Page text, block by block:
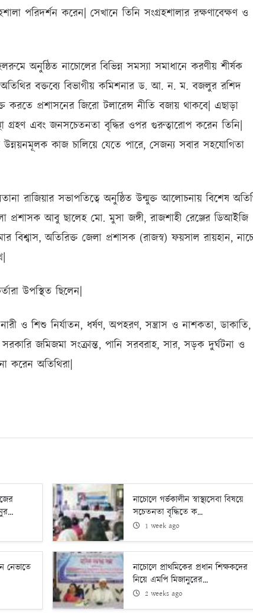
পরিদর্শন করেন| সেখানে তিনি সংগ্রহশালার রক্ষণাবেক্ষণ ও
অনুষ্ঠিত নাচোলের বিভিন্ন সমস্যা সমাধানে করণীয় শীর্ষক
বক্তব্যে বিভাগীয় কমিশনার ড. আ. ন. ম. বজলুর রশিদ
প্রশাসনের জিরো টলারেন্স নীতি বজায় থাকবে| এছাড়া
গ্রহণ এবং জনসচেতনতা বৃদ্ধির ওপর গুরুত্বারোপ করেন তিনি|
উন্নয়নমূলক কাজ চালিয়ে যেতে পারে, সেজন্য সবার সহযোগিতা
রাজিয়ার সভাপতিত্বে অনুষ্ঠিত উন্মুক্ত আলোচনায় বিশেষ
প্রশাসক আবু ছালেহ মো. মুসা জঙ্গী, রাজশাহী রেঞ্জের ডিআইজি
অতিরিক্ত জেলা প্রশাসক (রাজস্ব) ফয়সাল রায়হান,
উপস্থিত ছিলেন|
ও শিশু নির্যাতন, ধর্ষণ, অপহরণ, সন্ত্রাস ও নাশকতা, ডাকাতি,
সরকারি জমিজমা সংক্রান্ত, পানি সরবরাহ, সার, সড়ক দুর্ঘটনা ও
করেন অতিথিরা|
নাচোলে গর্ভকালীন স্বাস্থ্যসেবা বিষয়ে
সচেতনতা বৃদ্ধিতে ক...
1 week ago
নেভাতে
নাচোলে প্রাথমিকের প্রধান শিক্ষকদের
নিয়ে এমপি মিজানুরের...
2 weeks ago